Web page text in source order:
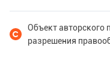
Объект авторского
разрешения